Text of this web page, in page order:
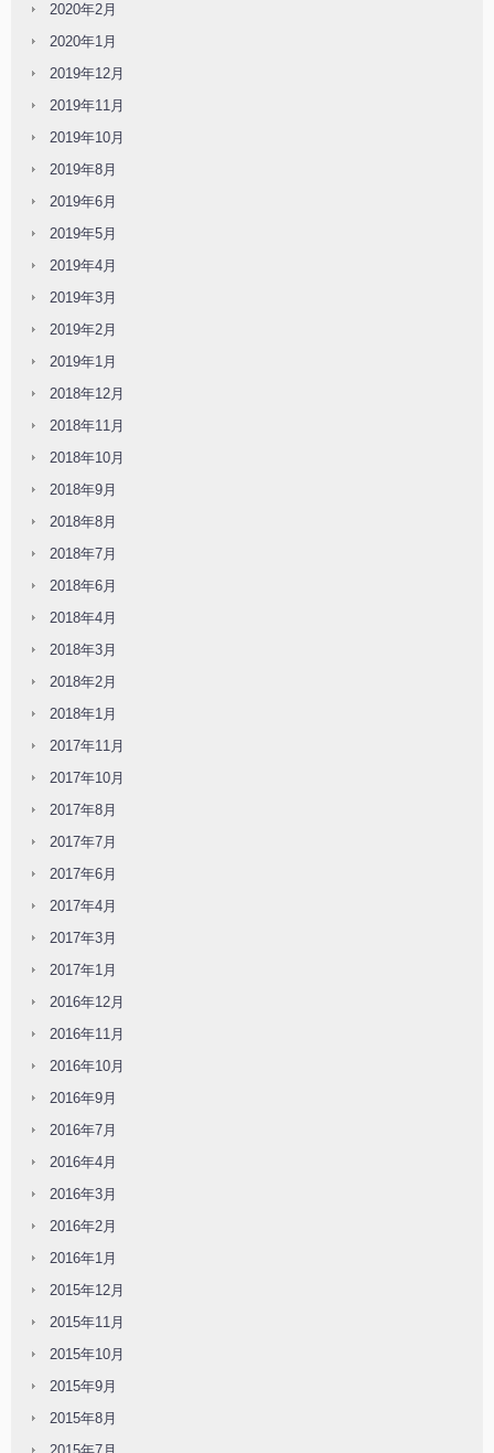
2020年2月
2020年1月
2019年12月
2019年11月
2019年10月
2019年8月
2019年6月
2019年5月
2019年4月
2019年3月
2019年2月
2019年1月
2018年12月
2018年11月
2018年10月
2018年9月
2018年8月
2018年7月
2018年6月
2018年4月
2018年3月
2018年2月
2018年1月
2017年11月
2017年10月
2017年8月
2017年7月
2017年6月
2017年4月
2017年3月
2017年1月
2016年12月
2016年11月
2016年10月
2016年9月
2016年7月
2016年4月
2016年3月
2016年2月
2016年1月
2015年12月
2015年11月
2015年10月
2015年9月
2015年8月